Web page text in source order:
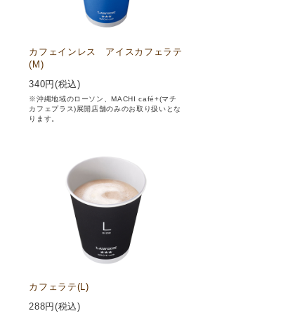
カフェインレス アイスカフェラテ
(M)
340円(税込)
※沖縄地域のローソン、MACHI café+(マチ
カフェプラス)展開店舗のみのお取り扱いとな
ります。
カフェラテ(L)
288円(税込)